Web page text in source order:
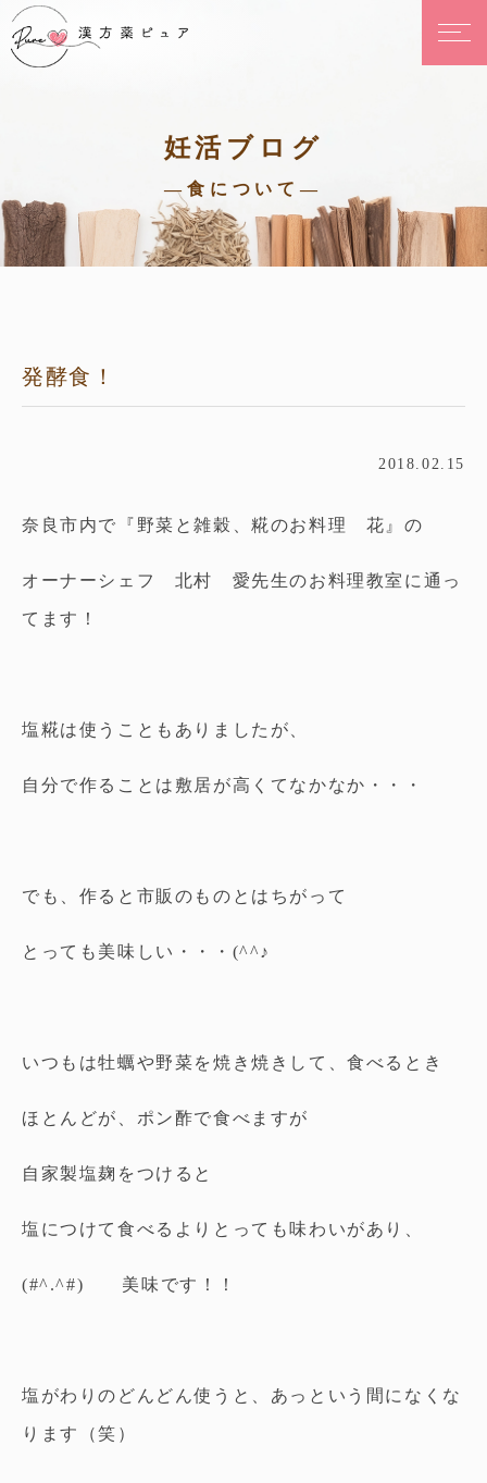
妊活ブログ
—食について—
発酵食！
2018.02.15
奈良市内で『野菜と雑穀、糀のお料理 花』の
オーナーシェフ 北村 愛先生のお料理教室に通っ
てます！
塩糀は使うこともありましたが、
自分で作ることは敷居が高くてなかなか・・・
でも、作ると市販のものとはちがって
とっても美味しい・・・(^^♪
いつもは牡蠣や野菜を焼き焼きして、食べるとき
ほとんどが、ポン酢で食べますが
自家製塩麹をつけると
塩につけて食べるよりとっても味わいがあり、
(#^.^#) 美味です！！
塩がわりのどんどん使うと、あっという間になくな
ります（笑）